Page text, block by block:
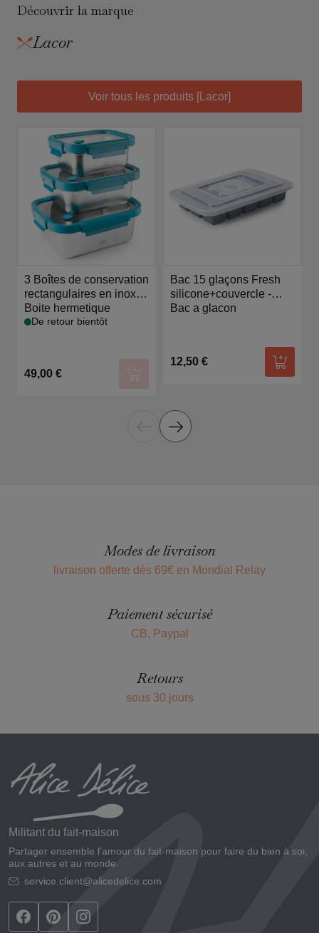
Découvrir la marque
Lacor
Voir tous les produits [Lacor]
3 Boîtes de conservation
rectangulaires en inox -
Lacor
Boite hermetique
De retour bientôt
49,00 €
Bac 15 glaçons Fresh
silicone+couvercle -
Lacor
Bac a glacon
12,50 €
Ajouter
Modes de livraison
livraison offerte dès 69€ en Mondial Relay
Paiement sécurisé
CB, Paypal
Retours
sous 30 jours
Militant du fait-maison
Partager ensemble l’amour du fait-maison pour faire du bien à soi,
aux autres et au monde.
service.client@alicedelice.com